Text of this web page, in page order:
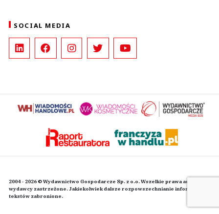
SOCIAL MEDIA
2004 - 2026 © Wydawnictwo Gospodarcze Sp. z o.o. Wszelkie prawa autorskie
wydawcy zastrzeżone. Jakiekolwiek dalsze rozpowszechnianie informacji i
tekstów zabronione.